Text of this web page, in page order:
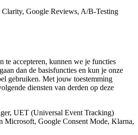
Google Reviews, A/B-Testing
te accepteren, kunnen we je functies
dan de basisfuncties en kun je onze
gebruiken. Met jouw toestemming
diensten van derden op deze
UET (Universal Event Tracking)
Microsoft, Google Consent Mode, Klarna,